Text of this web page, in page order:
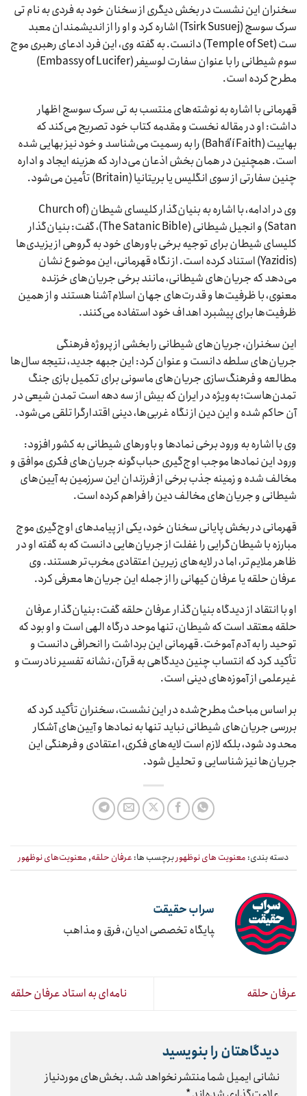
سخنران این نشست در بخش دیگری از سخنان خود به فردی به نام تی
سرک سوسج (Tsirk Susuej) اشاره کرد و او را از اندیشمندان معبد
ست (Temple of Set) دانست. به گفته وی، این فرد ادعای رهبری موج
سوم شیطانی را با عنوان سفارت لوسیفر (Embassy of Lucifer)
مطرح کرده است.
قهرمانی با اشاره به نوشته‌های منتسب به تی سرک سوسج اظهار
داشت: او در مقاله نخست و مقدمه کتاب خود تصریح می‌کند که
بهاییت (Baháʼí Faith) را به رسمیت می‌شناسد و خود نیز بهایی شده
است. همچنین در همان بخش اذعان می‌دارد که هزینه ایجاد و اداره
چنین سفارتی از سوی انگلیس یا بریتانیا (Britain) تأمین می‌شود.
وی در ادامه، با اشاره به بنیان‌گذار کلیسای شیطان (Church of
Satan) و انجیل شیطانی (The Satanic Bible)، گفت: بنیان‌گذار
کلیسای شیطان برای توجیه برخی باورهای خود به گروهی از یزیدی‌ها
(Yazidis) استناد کرده است. از نگاه قهرمانی، این موضوع نشان
می‌دهد که جریان‌های شیطانی، مانند برخی جریان‌های خزنده
معنوی، با ظرفیت‌ها و قدرت‌های جهان اسلام آشنا هستند و از همین
ظرفیت‌ها برای پیشبرد اهداف خود استفاده می‌کنند.
این سخنران، جریان‌های شیطانی را بخشی از پروژه فرهنگی
جریان‌های سلطه دانست و عنوان کرد: این جبهه جدید، نتیجه سال‌ها
مطالعه و فرهنگ‌سازی جریان‌های ماسونی برای تکمیل بازی جنگ
تمدن‌هاست؛ به‌ویژه در ایران که بیش از سه دهه است تمدن شیعی در
آن حاکم شده و این دین از نگاه غربی‌ها، دینی اقتدارگرا تلقی می‌شود.
وی با اشاره به ورود برخی نمادها و باورهای شیطانی به کشور افزود:
ورود این نمادها موجب اوج‌گیری حباب‌گونه جریان‌های فکری موافق و
مخالف شده و زمینه جذب برخی از فرزندان این سرزمین به آیین‌های
شیطانی و جریان‌های مخالف دین را فراهم کرده است.
قهرمانی در بخش پایانی سخنان خود، یکی از پیامدهای اوج‌گیری موج
مبارزه با شیطان‌گرایی را غفلت از جریان‌هایی دانست که به گفته او در
ظاهر ملایم‌تر، اما در لایه‌های زیرین اعتقادی مخرب‌تر هستند. وی
عرفان حلقه یا عرفان کیهانی را از جمله این جریان‌ها معرفی کرد.
او با انتقاد از دیدگاه بنیان‌گذار عرفان حلقه گفت: بنیان‌گذار عرفان
حلقه معتقد است که شیطان، تنها موحد درگاه الهی است و او بود که
توحید را به آدم آموخت. قهرمانی این برداشت را انحرافی دانست و
تأکید کرد که انتساب چنین دیدگاهی به قرآن، نشانه تفسیر نادرست و
غیرعلمی از آموزه‌های دینی است.
بر اساس مباحث مطرح‌شده در این نشست، سخنران تأکید کرد که
بررسی جریان‌های شیطانی نباید تنها به نمادها و آیین‌های آشکار
محدود شود، بلکه لازم است لایه‌های فکری، اعتقادی و فرهنگی این
جریان‌ها نیز شناسایی و تحلیل شود.
دسته بندی: معنویت های نوظهوربرچسب ها: عرفان حلقه,معنویت‌های نوظهور
سراب حقیقت
‍پایگاه تخصصی ادیان، فرق و مذاهب
عرفان حلقه نامه‌ای به استاد عرفان حلقه
دیدگاهتان را بنویسید
نشانی ایمیل شما منتشر نخواهد شد.بخش‌های موردنیاز